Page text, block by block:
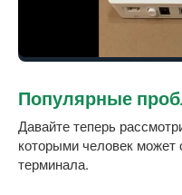
Популярные
Давайте теперь
которыми человек может
терминала.